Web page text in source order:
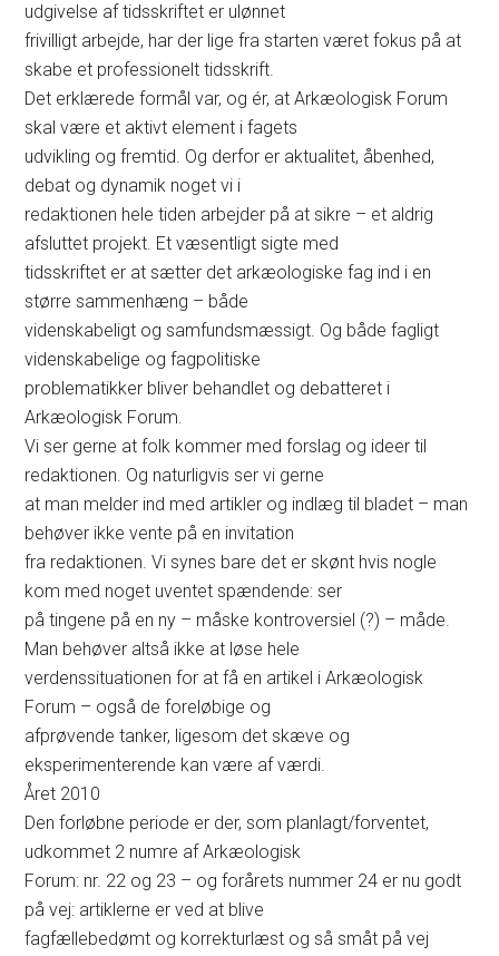
udgivelse af tidsskriftet er ulønnet
frivilligt arbejde, har der lige fra starten været fokus på at
skabe et professionelt tidsskrift.
Det erklærede formål var, og ér, at Arkæologisk Forum
skal være et aktivt element i fagets
udvikling og fremtid. Og derfor er aktualitet, åbenhed,
debat og dynamik noget vi i
redaktionen hele tiden arbejder på at sikre – et aldrig
afsluttet projekt. Et væsentligt sigte med
tidsskriftet er at sætter det arkæologiske fag ind i en
større sammenhæng – både
videnskabeligt og samfundsmæssigt. Og både fagligt
videnskabelige og fagpolitiske
problematikker bliver behandlet og debatteret i
Arkæologisk Forum.
Vi ser gerne at folk kommer med forslag og ideer til
redaktionen. Og naturligvis ser vi gerne
at man melder ind med artikler og indlæg til bladet – man
behøver ikke vente på en invitation
fra redaktionen. Vi synes bare det er skønt hvis nogle
kom med noget uventet spændende: ser
på tingene på en ny – måske kontroversiel (?) – måde.
Man behøver altså ikke at løse hele
verdenssituationen for at få en artikel i Arkæologisk
Forum – også de foreløbige og
afprøvende tanker, ligesom det skæve og
eksperimenterende kan være af værdi.
Året 2010
Den forløbne periode er der, som planlagt/forventet,
udkommet 2 numre af Arkæologisk
Forum: nr. 22 og 23 – og forårets nummer 24 er nu godt
på vej: artiklerne er ved at blive
fagfællebedømt og korrekturlæst og så småt på vej